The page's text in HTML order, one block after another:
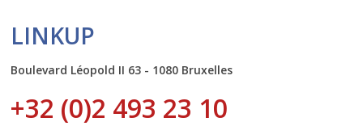
LINKUP
Boulevard Léopold II 63 - 1080 Bruxelles
+32 (0)2 493 23 10